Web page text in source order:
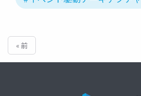
« 前